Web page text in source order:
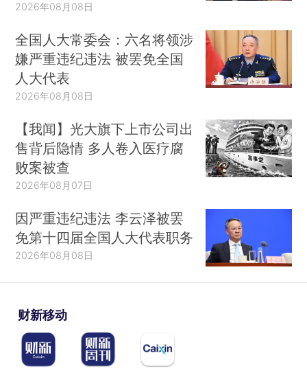
2026年08月08日
全国人大常委会：六名将领涉
嫌严重违纪违法 被罢免全国
人大代表
2026年08月08日
【我闻】光大旗下上市公司出
售背后隐情 多人卷入医疗腐
败案被查
2026年08月07日
因严重违纪违法 李云泽被罢
免第十四届全国人大代表职务
2026年08月08日
财新移动